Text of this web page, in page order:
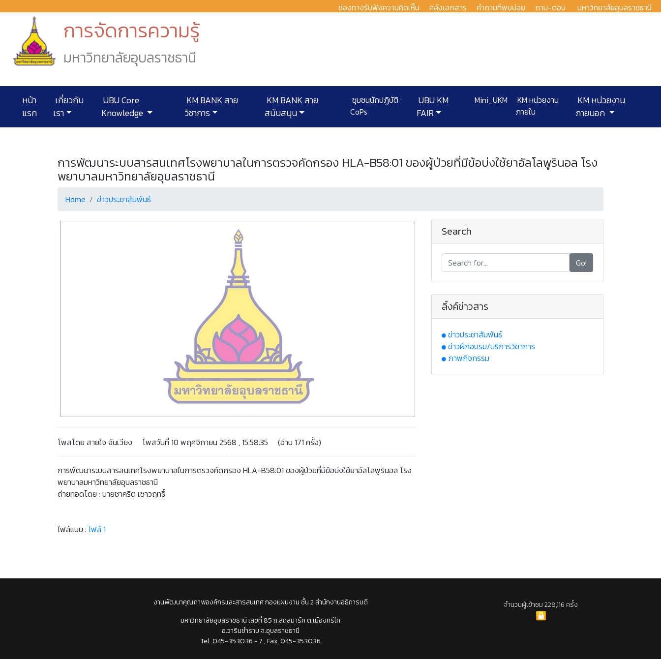
ช่องทางรับฟังความคิดเห็น คลังเอกสาร คำถามที่พบบ่อย ถาม-ตอบ มหาวิทยาลัยอุบลราชธานี
การจัดการความรู้
มหาวิทยาลัยอุบลราชธานี
หน้า
แรก
เกี่ยวกับ
เรา
UBU Core
Knowledge
KM BANK สาย
วิชาการ
KM BANK สาย
สนับสนุน
ชุมชนนักปฏิบัติ :
CoPs
UBU KM
FAIR
Mini_UKM
KM หน่วยงาน
ภายใน
KM หน่วยงาน
ภายนอก
การพัฒนาระบบสารสนเทศโรงพยาบาลในการตรวจคัดกรอง HLA-B58:01 ของผู้ป่วยที่มีข้อบ่งใช้ยาอัลโลพูรินอล โรง
พยาบาลมหาวิทยาลัยอุบลราชธานี
Home ข่าวประชาสัมพันธ์
โพสโดย สายใจ จันเวียง โพสวันที่ 10 พฤศจิกายน 2568 , 15:58:35 (อ่าน 171 ครั้ง)
การพัฒนาระบบสารสนเทศโรงพยาบาลในการตรวจคัดกรอง HLA-B58:01 ของผู้ป่วยที่มีข้อบ่งใช้ยาอัลโลพูรินอล โรง
พยาบาลมหาวิทยาลัยอุบลราชธานี
ถ่ายทอดโดย : นายชาคริต เชาวฤทธิ์
ไฟล์แนบ : ไฟล์ 1
Search
Go!
ลิ้งค์ข่าวสาร
ข่าวประชาสัมพันธ์
ข่าวฝึกอบรม/บริการวิชาการ
ภาพกิจกรรม
งานพัฒนาคุณภาพองค์กรและสารสนเทศ กองแผนงานชั้น 2 สำนักงานอธิการบดี
มหาวิทยาลัยอุบลราชธานี เลขที่ 85 ถ.สถลมาร์ค ต.เมืองศรีไค
อ.วารินชำราบ จ.อุบลราชธานี
Tel. 045-353036 - 7 , Fax. 045-353036
จำนวนผู้เข้าชม 228,116 ครั้ง